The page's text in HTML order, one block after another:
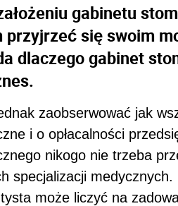
gabinetu
przyjrzeć się swoim
dlaczego gabinet
zaobserwować jak
i o opłacalności
nikogo nie trzeba
specjalizacji
może liczyć na